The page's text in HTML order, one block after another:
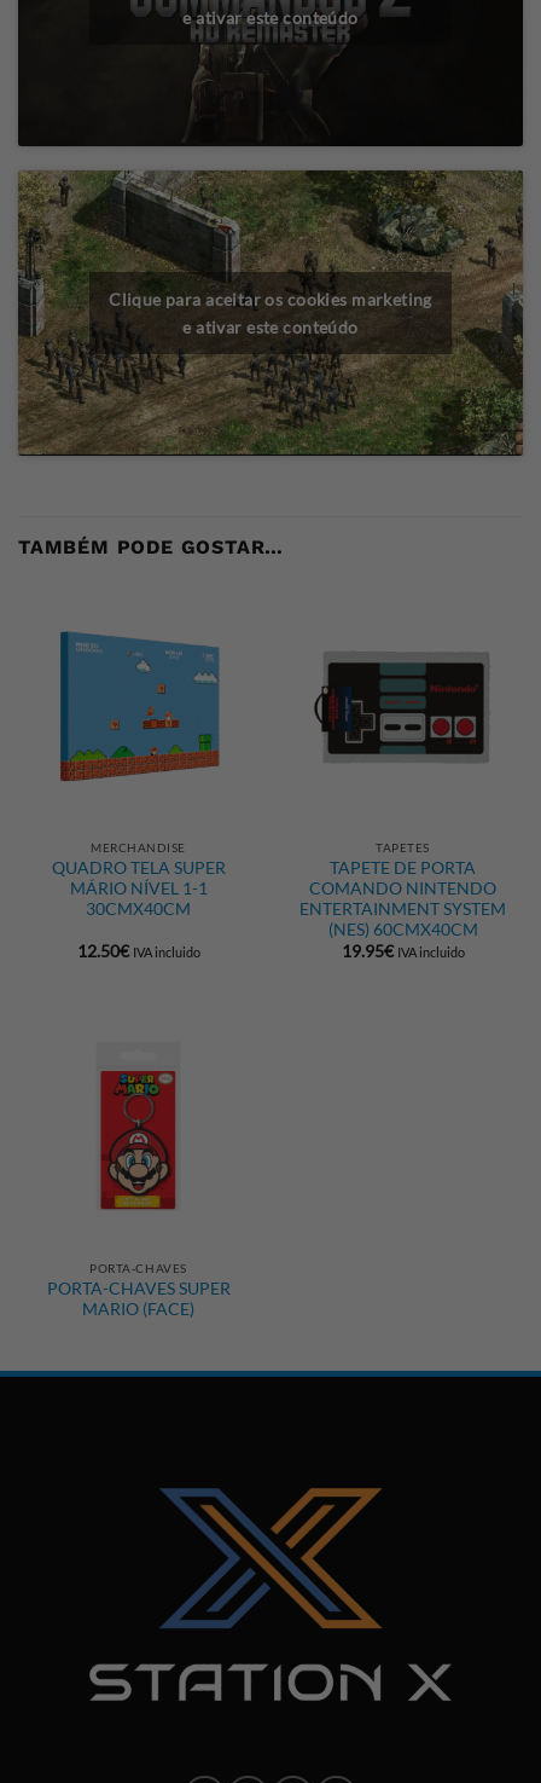
e ativar este conteúdo
Clique para aceitar os cookies marketing
e ativar este conteúdo
TAMBÉM PODE GOSTAR…
MERCHANDISE
QUADRO TELA SUPER
MÁRIO NÍVEL 1-1
30CMX40CM
12.50€ IVA incluido
TAPETES
TAPETE DE PORTA
COMANDO NINTENDO
ENTERTAINMENT SYSTEM
(NES) 60CMX40CM
19.95€ IVA incluido
PORTA-CHAVES
PORTA-CHAVES SUPER
MARIO (FACE)